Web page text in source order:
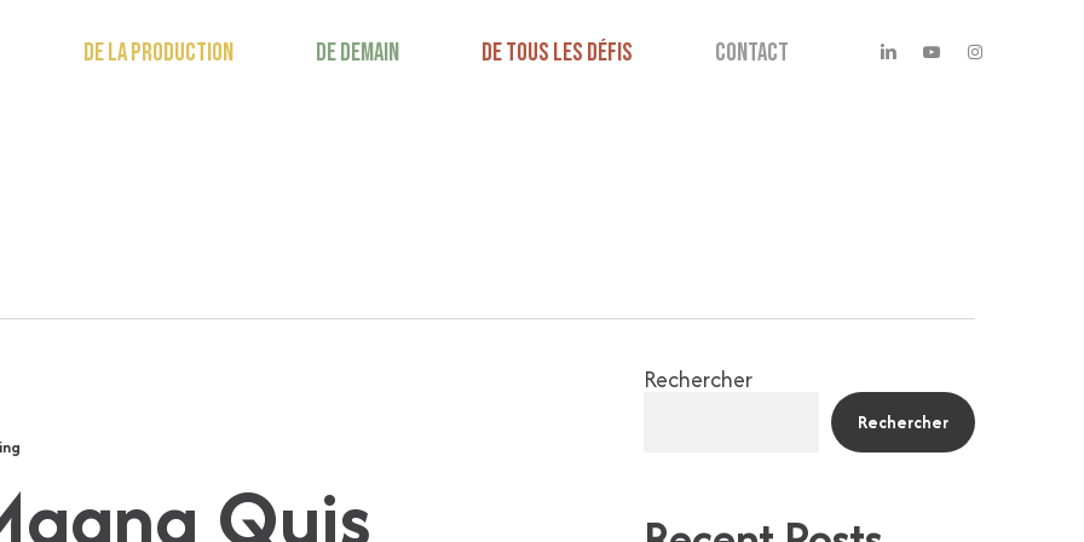
DE LA PRODUCTION DE DEMAIN DE TOUS LES DÉFIS CONTACT linkedinyoutubeinstagram
Quis
Rechercher
Rechercher